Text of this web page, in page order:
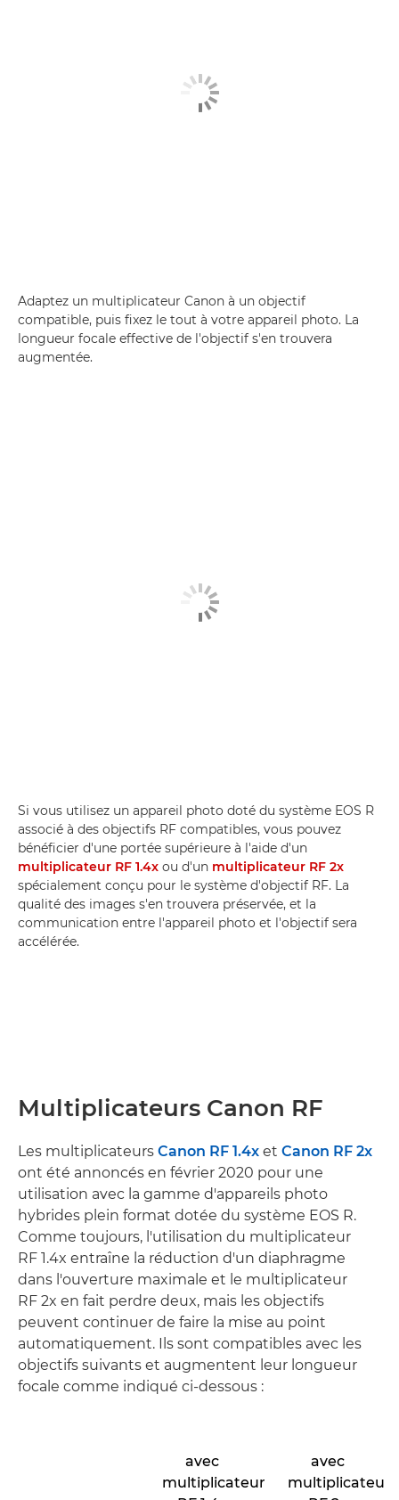
Adaptez un multiplicateur Canon à un objectif
compatible, puis fixez le tout à votre appareil photo. La
longueur focale effective de l'objectif s'en trouvera
augmentée.
Si vous utilisez un appareil photo doté du système EOS R
associé à des objectifs RF compatibles, vous pouvez
bénéficier d'une portée supérieure à l'aide d'un
multiplicateur RF 1.4x ou d'un multiplicateur RF 2x
spécialement conçu pour le système d'objectif RF. La
qualité des images s'en trouvera préservée, et la
communication entre l'appareil photo et l'objectif sera
accélérée.
Multiplicateurs Canon RF
Les multiplicateurs Canon RF 1.4x et Canon RF 2x
ont été annoncés en février 2020 pour une
utilisation avec la gamme d'appareils photo
hybrides plein format dotée du système EOS R.
Comme toujours, l'utilisation du multiplicateur
RF 1.4x entraîne la réduction d'un diaphragme
dans l'ouverture maximale et le multiplicateur
RF 2x en fait perdre deux, mais les objectifs
peuvent continuer de faire la mise au point
automatiquement. Ils sont compatibles avec les
objectifs suivants et augmentent leur longueur
focale comme indiqué ci-dessous :
avec
multiplicateur
avec
multiplicateur